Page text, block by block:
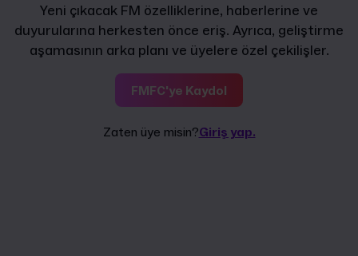
Yeni çıkacak FM özelliklerine, haberlerine ve
duyurularına herkesten önce eriş. Ayrıca, geliştirme
aşamasının arka planı ve üyelere özel çekilişler.
FMFC'ye Kaydol
Zaten üye misin?Giriş yap.